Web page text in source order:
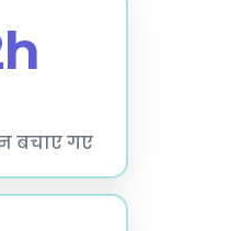
बचाए गए